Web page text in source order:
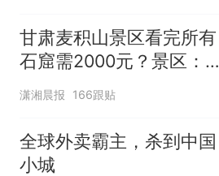
甘肃麦积山景区看完所有
石窟需2000元？景区：部
分石窟受特别保护，游客
潇湘晨报 166跟贴
全球外卖霸主，杀到中国
小城